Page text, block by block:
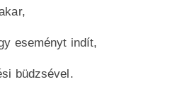
eseményt indít,
büdzsével.